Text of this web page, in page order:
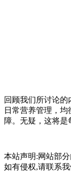
回顾我们所讨论的
日常营养管理，
障。无疑，这将是
本站声明:网站部
如有侵权,请联系